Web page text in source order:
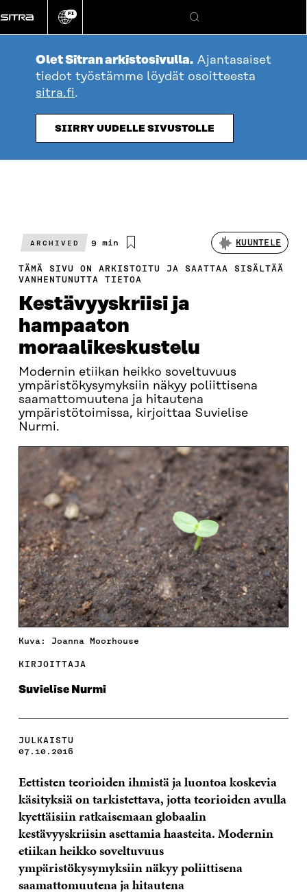
suoraan
sisältöön
Vaihda
kieli
FI
Hae
Olet Sitran arkistosivulla. Ajantasaiset
tiedot työstämme löydät osoitteesta
sitra.fi.
SIIRRY UUDELLE SIVUSTOLLE
ARCHIVED
Arvioitu
9 min KUUNTELE
TÄMÄ SIVU ON ARKISTOITU JA SAATTAA SISÄLTÄÄ
VANHENTUNUTTA TIETOA
Kestävyyskriisi ja
hampaaton
moraalikeskustelu
Modernin etiikan heikko soveltuvuus
ympäristökysymyksiin näkyy poliittisena
saamattomuutena ja hitautena
ympäristötoimissa, kirjoittaa Suvielise
Nurmi.
Kuva: Joanna Moorhouse
KIRJOITTAJA
Suvielise Nurmi
JULKAISTU
07.10.2016
Eettisten teorioiden ihmistä ja luontoa koskevia
käsityksiä on tarkistettava, jotta teorioiden avulla
kyettäisiin ratkaisemaan globaalin
kestävyyskriisin asettamia haasteita. Modernin
etiikan heikko soveltuvuus
ympäristökysymyksiin näkyy poliittisena
saamattomuutena ja hitautena